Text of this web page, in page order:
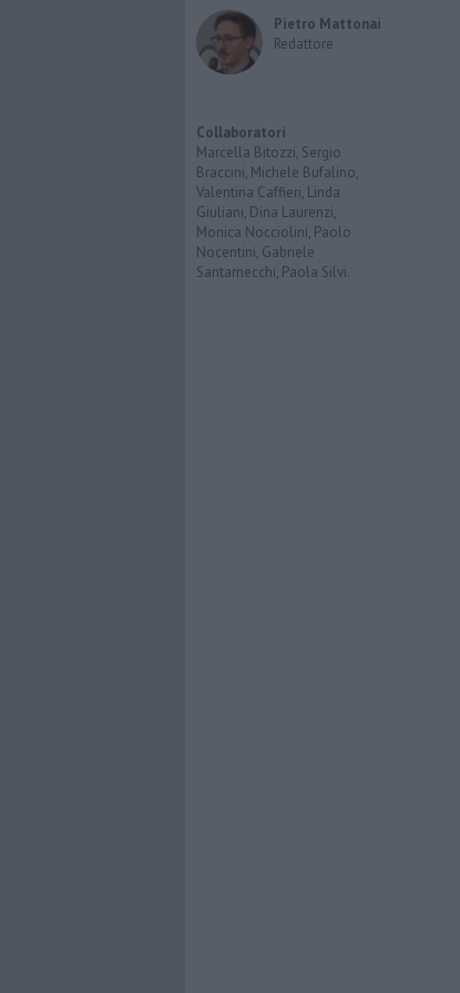
Pietro Mattonai
Redattore
Collaboratori
Marcella Bitozzi, Sergio
Braccini, Michele Bufalino,
Valentina Caffieri, Linda
Giuliani, Dina Laurenzi,
Monica Nocciolini, Paolo
Nocentini, Gabriele
Santarnecchi, Paola Silvi.